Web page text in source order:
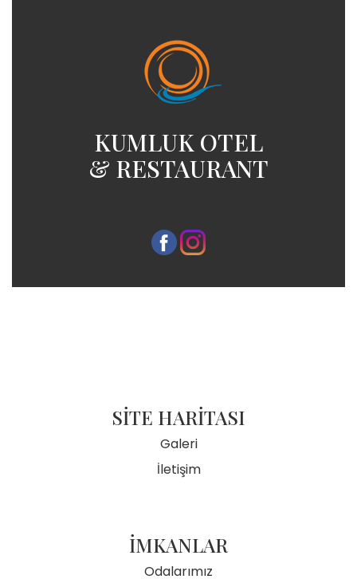
KUMLUK OTEL
& RESTAURANT
SİTE HARİTASI
Galeri
İletişim
İMKANLAR
Odalarımız